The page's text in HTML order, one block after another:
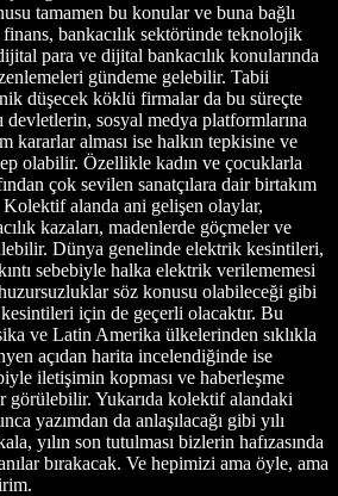
tamamen bu konular ve buna bağlı
bankacılık sektöründe teknolojik
para ve dijital bankacılık konularında
gündeme gelebilir. Tabii
düşecek köklü firmalar da bu süreçte
devletlerin, sosyal medya platformlarına
kararlar alması ise halkın tepkisine ve
olabilir. Özellikle kadın ve çocuklarla
çok sevilen sanatçılara dair birtakım
alanda ani gelişen olaylar,
kazaları, madenlerde göçmeler ve
Dünya genelinde elektrik kesintileri,
sebebiyle halka elektrik verilememesi
söz konusu olabileceği gibi
için de geçerli olacaktır. Bu
ve Latin Amerika ülkelerinden sıklıkla
açıdan harita incelendiğinde ise
iletişimin kopması ve haberleşme
görülebilir. Yukarıda kolektif alandaki
yazımdan da anlaşılacağı gibi yılı
yılın son tutulması bizlerin hafızasında
bırakacak. Ve hepimizi ama öyle, ama